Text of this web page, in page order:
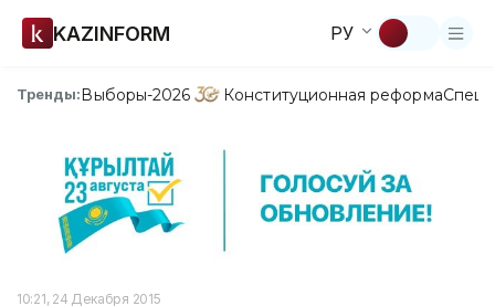
KAZINFORM РУ
Тренды:Выборы-2026 Конституционная реформа
10:21, 24 Декабря 2015